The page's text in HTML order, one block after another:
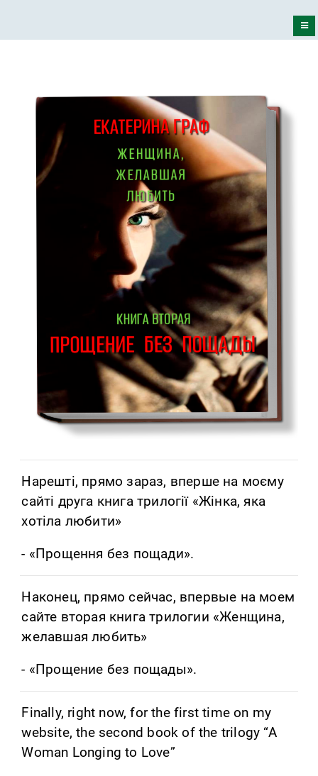
Нарешті, прямо зараз, вперше на моєму
сайті друга книга трилогії «Жінка, яка
хотіла любити»
- «Прощення без пощади».
Наконец, прямо сейчас, впервые на моем
сайте вторая книга трилогии «Женщина,
желавшая любить»
- «Прощение без пощады».
Finally, right now, for the first time on my
website, the second book of the trilogy “A
Woman Longing to Love”